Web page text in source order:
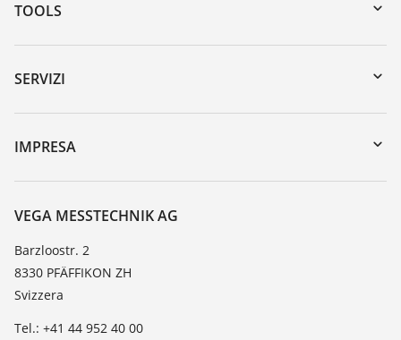
TOOLS
Downloads
Ricerca numero di serie
DTM Collection/PACTware
SERVIZI
Reso apparecchio
Seminari
Lista resistenza
TeamViewer
IMPRESA
VEGA, l'azienda
Contatto
Novità
Stampa
Blog
VEGA MESSTECHNIK AG
Barzloostr. 2
8330 PFÄFFIKON ZH
Svizzera
Tel.: +41 44 952 40 00